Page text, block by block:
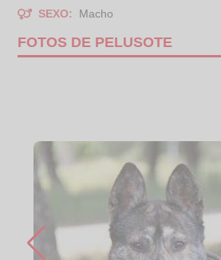
SEXO:
Macho
FOTOS DE PELUSOTE